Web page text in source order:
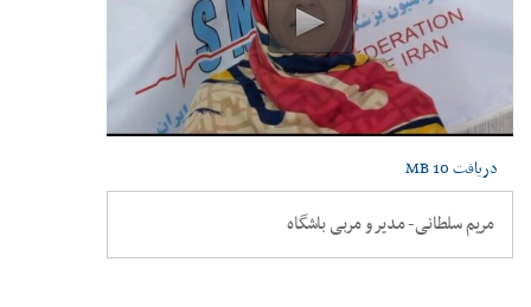
دریافت10 MB
مریم سلطانی- مدیر و مربی باشگاه